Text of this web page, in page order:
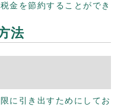
金を節約することができ
法
に引き出すためにしてお